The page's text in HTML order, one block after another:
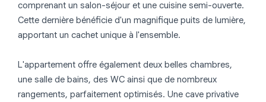
comprenant un salon-séjour et une cuisine semi-ouverte.
Cette dernière bénéficie d'un magnifique puits de lumière,
apportant un cachet unique à l'ensemble.
L'appartement offre également deux belles chambres,
une salle de bains, des WC ainsi que de nombreux
rangements, parfaitement optimisés. Une cave privative